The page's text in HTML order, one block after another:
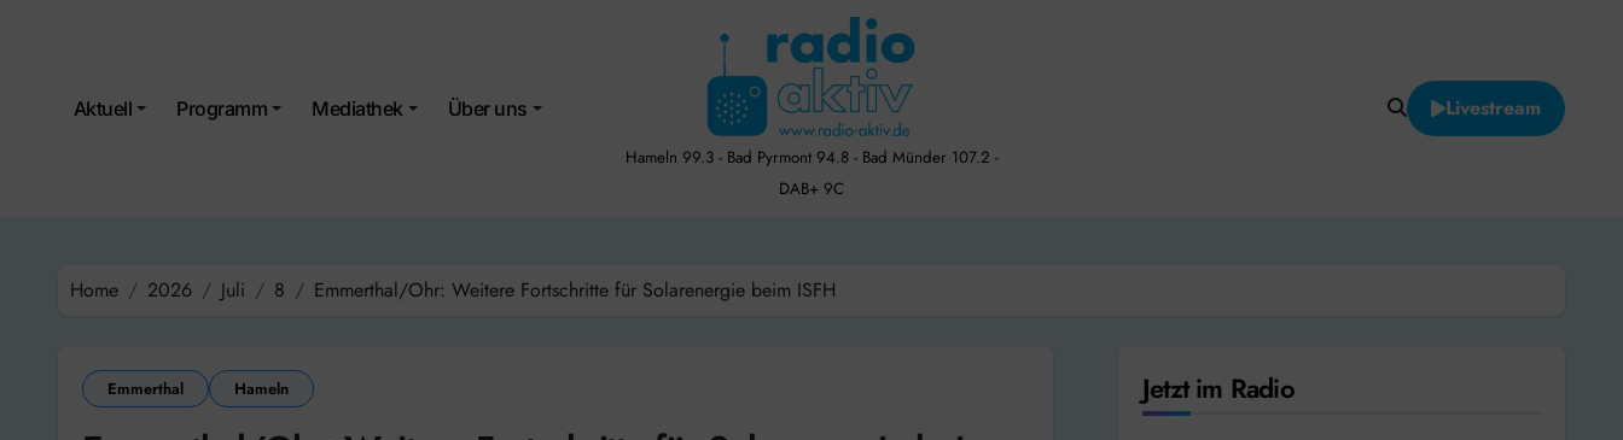
Aktuell Programm Mediathek Über uns
Hameln 99.3 - Bad Pyrmont 94.8 - Bad Münder 107.2 -
DAB+ 9C
Livestream
Home 2026 Juli 8 Emmerthal/Ohr: Weitere Fortschritte für Solarenergie beim ISFH
Emmerthal Hameln Jetzt im Radio